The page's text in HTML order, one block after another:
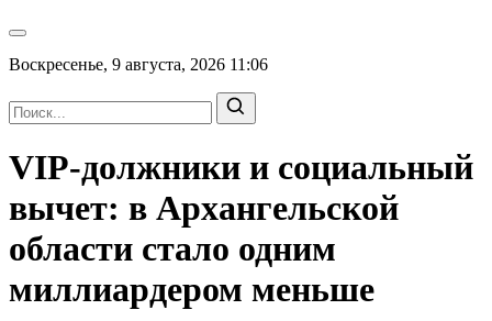
Воскресенье, 9 августа, 2026 11:06
VIP-должники и социальный
вычет: в Архангельской
области стало одним
миллиардером меньше